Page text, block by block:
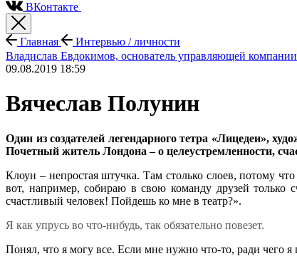
ВКонтакте
Главная
Интервью / личности
Владислав Евдокимов, основатель управляющей
09.08.2019 18:59
Вячеслав Полунин
Один из создателей легендарного тетра «Лицедеи»,
Почетный житель Лондона – о целеустремленности,
Клоун – непростая штучка. Там столько слоев, потому
вот, например, собираю в свою команду друзей
счастливый человек! Пойдешь ко мне в театр?».
Я как упрусь во что-нибудь, так обязательно повезет.
Понял, что я могу все. Если мне нужно что-то, ради чего я